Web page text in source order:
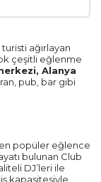
turisti ağırlayan
çeşitli eğlenme
Alanya
pub, bar gibi
popüler eğlence
bulunan Club
DJ’leri ile
kapasitesiyle